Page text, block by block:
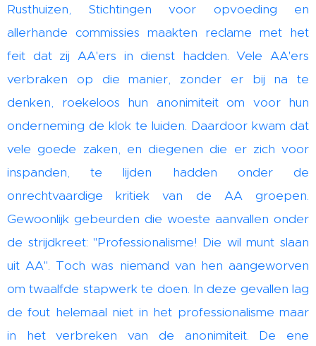
Rusthuizen, Stichtingen voor opvoeding en
allerhande commissies maakten reclame met het
feit dat zij AA'ers in dienst hadden. Vele AA'ers
verbraken op die manier, zonder er bij na te
denken, roekeloos hun anonimiteit om voor hun
onderneming de klok te luiden. Daardoor kwam dat
vele goede zaken, en diegenen die er zich voor
inspanden, te lijden hadden onder de
onrechtvaardige kritiek van de AA­ groepen.
Gewoonlijk gebeurden die woeste aanvallen onder
de strijdkreet: "Professionalisme! Die wil munt slaan
uit AA". Toch was niemand van hen aangeworven
om twaalfde stapwerk te doen. In deze gevallen lag
de fout helemaal niet in het professionalisme maar
in het verbreken van de anonimiteit. De ene